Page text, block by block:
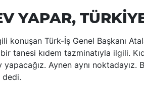
YAPAR,
konuşan Türk-İş Genel Başkanı
bir tanesi kıdem tazminatıyla ilgili.
Aynen aynı noktadayız.
dedi.